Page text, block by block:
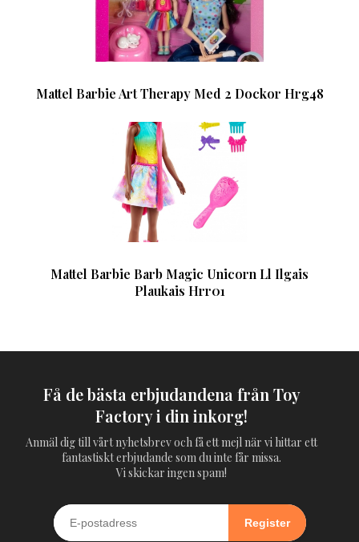
Mattel Barbie Art Therapy Med 2 Dockor Hrg48
Mattel Barbie Barb Magic Unicorn Ll Ilgais
Plaukais Hrr01
Få de bästa erbjudandena från Toy
Factory i din inkorg!
Anmäl dig till vårt nyhetsbrev och få ett mejl när vi hittar ett
fantastiskt erbjudande som du inte får missa.
Vi skickar ingen spam!
Register